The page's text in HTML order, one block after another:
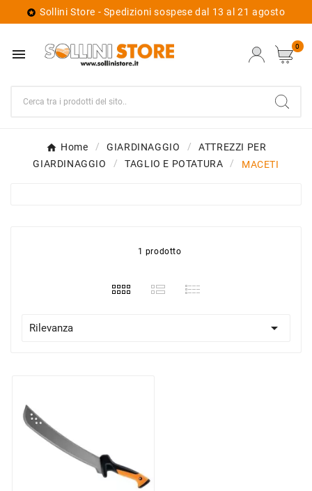
 Sollini Store - Spedizioni sospese dal 13 al 21 agosto
 0
Home GIARDINAGGIO
ATTREZZI PER
GIARDINAGGIO
TAGLIO E POTATURA MACETI
1 prodotto
Rilevanza 